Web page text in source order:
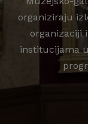
organiziraju
organizaciji
institucijama